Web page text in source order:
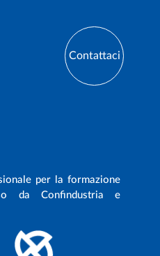
Contattaci
per la formazione
da Confindustria e